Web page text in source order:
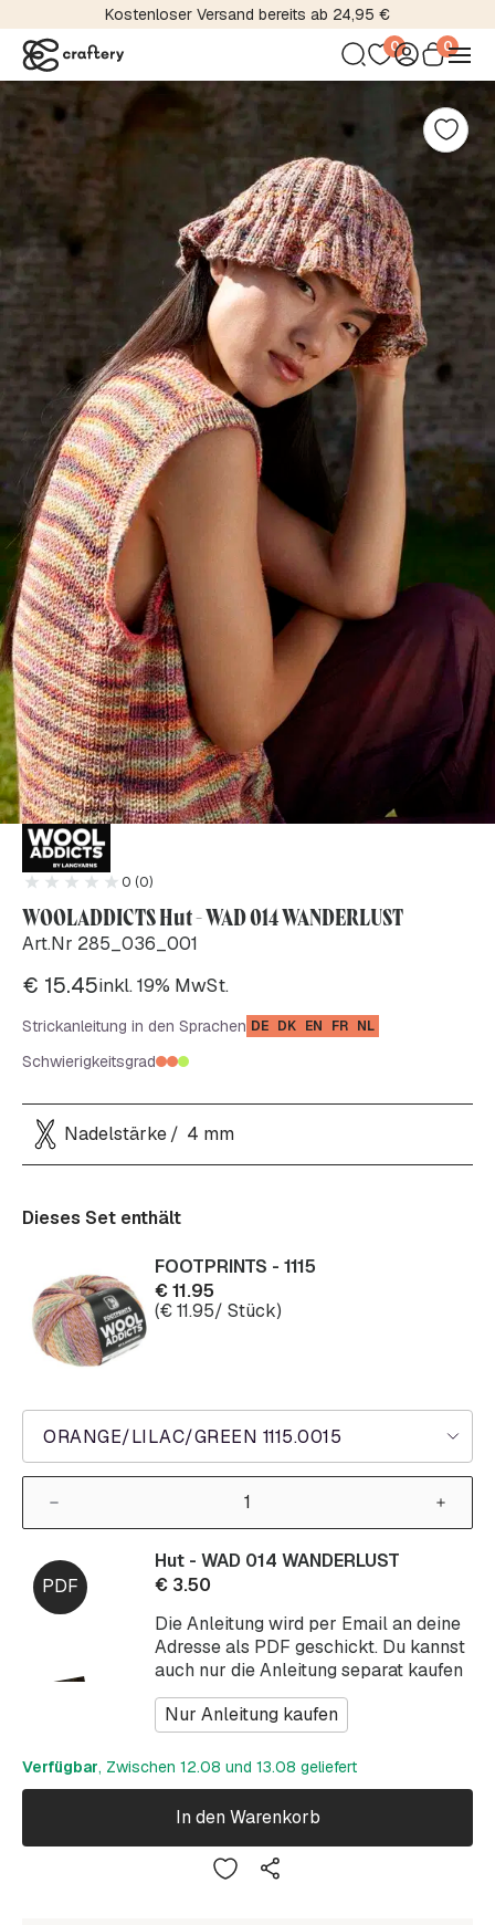
Kostenloser Versand bereits ab 24,95 €
0 0
0 (0)
WOOLADDICTS Hut - WAD 014 WANDERLUST
Art.Nr 285_036_001
€ 15.45inkl. 19% MwSt.
Strickanleitung in den Sprachen DE DK EN FR NL
Schwierigkeitsgrad
Nadelstärke 4 mm
Dieses Set enthält
ORANGE/LILAC/GREEN 1115.0015
FOOTPRINTS - 1115
€11.95
(€11.95/ Stück)
Die Anleitung wird per Email an deine
Adresse als PDF geschickt. Du kannst
auch nur die Anleitung separat kaufen
Nur Anleitung kaufen
Hut - WAD 014 WANDERLUST
€ 3.50
Verfügbar, Zwischen 12.08 und 13.08 geliefert
In den Warenkorb